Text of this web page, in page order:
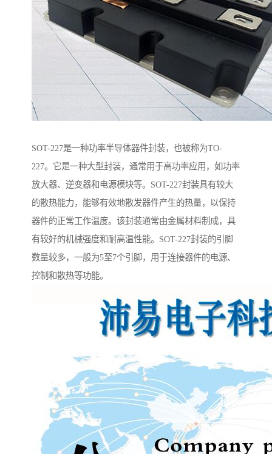
SOT-227是一种功率半导体器件封装，也被称为TO-
227。它是一种大型封装，通常用于高功率应用，如功率
放大器、逆变器和电源模块等。SOT-227封装具有较大
的散热能力，能够有效地散发器件产生的热量，以保持
器件的正常工作温度。该封装通常由金属材料制成，具
有较好的机械强度和耐高温性能。SOT-227封装的引脚
数量较多，一般为5至7个引脚，用于连接器件的电源、
控制和散热等功能。